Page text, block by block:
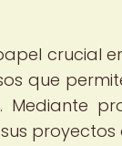
crucial
que
Mediante